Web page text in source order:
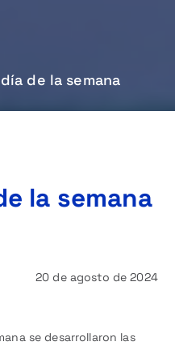
de la semana
la semana
20 de agosto de 2024
se desarrollaron las